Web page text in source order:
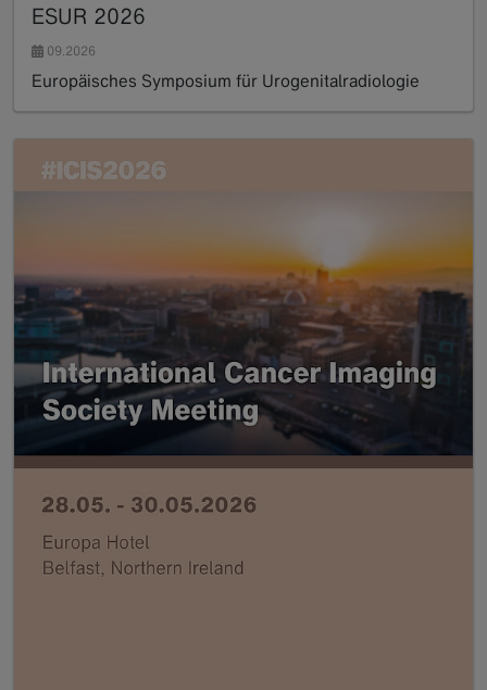
ESUR 2026
09.2026
Europäisches Symposium für Urogenitalradiologie